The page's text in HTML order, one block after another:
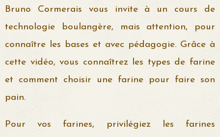
Bruno Cormerais vous invite à un cours de
technologie boulangère, mais attention, pour
connaître les bases et avec pédagogie. Grâce à
cette vidéo, vous connaîtrez les types de farine
et comment choisir une farine pour faire son
pain.
Pour vos farines, privilégiez les farines